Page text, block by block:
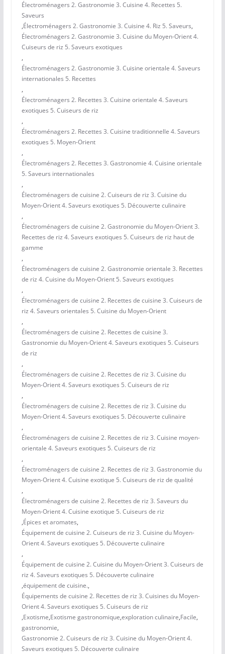
Électroménagers 2. Gastronomie 3. Cuisine 4. Recettes 5.
Saveurs
,Électroménagers 2. Gastronomie 3. Cuisine 4. Riz 5. Saveurs,
Électroménagers 2. Gastronomie 3. Cuisine du Moyen-Orient 4.
Cuiseurs de riz 5. Saveurs exotiques
,
Électroménagers 2. Gastronomie 3. Cuisine orientale 4. Saveurs
internationales 5. Recettes
,
Électroménagers 2. Recettes 3. Cuisine orientale 4. Saveurs
exotiques 5. Cuiseurs de riz
,
Électroménagers 2. Recettes 3. Cuisine traditionnelle 4. Saveurs
exotiques 5. Moyen-Orient
,
Électroménagers 2. Recettes 3. Gastronomie 4. Cuisine orientale
5. Saveurs internationales
,
Électroménagers de cuisine 2. Cuiseurs de riz 3. Cuisine du
Moyen-Orient 4. Saveurs exotiques 5. Découverte culinaire
,
Électroménagers de cuisine 2. Gastronomie du Moyen-Orient 3.
Recettes de riz 4. Saveurs exotiques 5. Cuiseurs de riz haut de
gamme
,
Électroménagers de cuisine 2. Gastronomie orientale 3. Recettes
de riz 4. Cuisine du Moyen-Orient 5. Saveurs exotiques
,
Électroménagers de cuisine 2. Recettes de cuisine 3. Cuiseurs de
riz 4. Saveurs orientales 5. Cuisine du Moyen-Orient
,
Électroménagers de cuisine 2. Recettes de cuisine 3.
Gastronomie du Moyen-Orient 4. Saveurs exotiques 5. Cuiseurs
de riz
,
Électroménagers de cuisine 2. Recettes de riz 3. Cuisine du
Moyen-Orient 4. Saveurs exotiques 5. Cuiseurs de riz
,
Électroménagers de cuisine 2. Recettes de riz 3. Cuisine du
Moyen-Orient 4. Saveurs exotiques 5. Découverte culinaire
,
Électroménagers de cuisine 2. Recettes de riz 3. Cuisine moyen-
orientale 4. Saveurs exotiques 5. Cuiseurs de riz
,
Électroménagers de cuisine 2. Recettes de riz 3. Gastronomie du
Moyen-Orient 4. Cuisine exotique 5. Cuiseurs de riz de qualité
,
Électroménagers de cuisine 2. Recettes de riz 3. Saveurs du
Moyen-Orient 4. Cuisine exotique 5. Cuiseurs de riz
,Épices et aromates,
Équipement de cuisine 2. Cuiseurs de riz 3. Cuisine du Moyen-
Orient 4. Saveurs exotiques 5. Découverte culinaire
,
Équipement de cuisine 2. Cuisine du Moyen-Orient 3. Cuiseurs de
riz 4. Saveurs exotiques 5. Découverte culinaire
,équipement de cuisine.,
Équipements de cuisine 2. Recettes de riz 3. Cuisines du Moyen-
Orient 4. Saveurs exotiques 5. Cuiseurs de riz
,Exotisme,Exotisme gastronomique,exploration culinaire,Facile,
gastronomie,
Gastronomie 2. Cuiseurs de riz 3. Cuisine du Moyen-Orient 4.
Saveurs exotiques 5. Découverte culinaire